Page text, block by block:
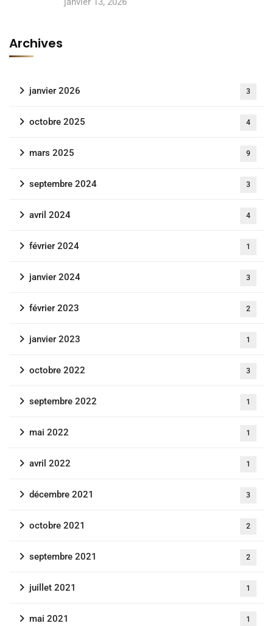
Archives
janvier 2026 3
octobre 2025 4
mars 2025 9
septembre 2024 3
avril 2024 4
février 2024 1
janvier 2024 3
février 2023 2
janvier 2023 1
octobre 2022 3
septembre 2022 1
mai 2022 1
avril 2022 1
décembre 2021 3
octobre 2021 2
septembre 2021 2
juillet 2021 1
mai 2021 1